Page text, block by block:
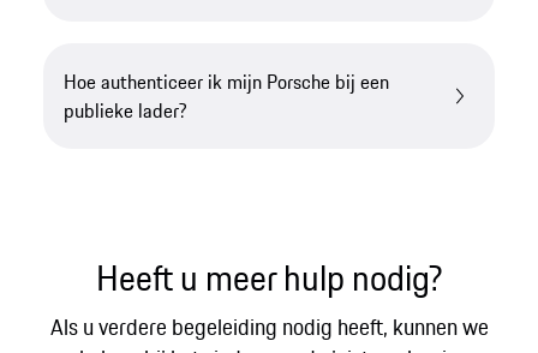
Hoe authenticeer ik mijn Porsche bij een
publieke lader?
Heeft u meer hulp nodig?
Als u verdere begeleiding nodig heeft, kunnen we